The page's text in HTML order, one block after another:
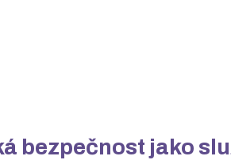
bezpečnost jako